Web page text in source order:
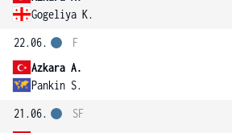
Gogeliya K.
22.06.
Azkara A.
Pankin S.
F
21.06.
SF